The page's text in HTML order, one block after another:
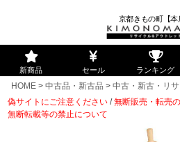
京都きもの町【本
新商品 セール ランキング
HOME 中古品・新古品
中古・新古・リ
偽サイトにご注意ください /無断販売・転売
無断転載等の禁止について